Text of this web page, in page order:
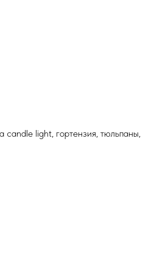
light, гортензия, тюльпаны,